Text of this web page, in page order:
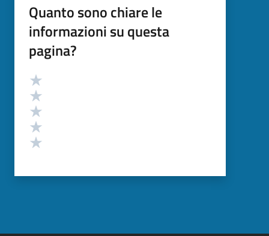
Quanto sono chiare le
informazioni su questa
pagina?
Valutazione